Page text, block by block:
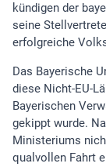
kündigen der
seine
erfolgreiche
Das Bayerische
diese Nicht-EU-
Bayerischen
gekippt wurde.
Ministeriums
qualvollen Fahrt